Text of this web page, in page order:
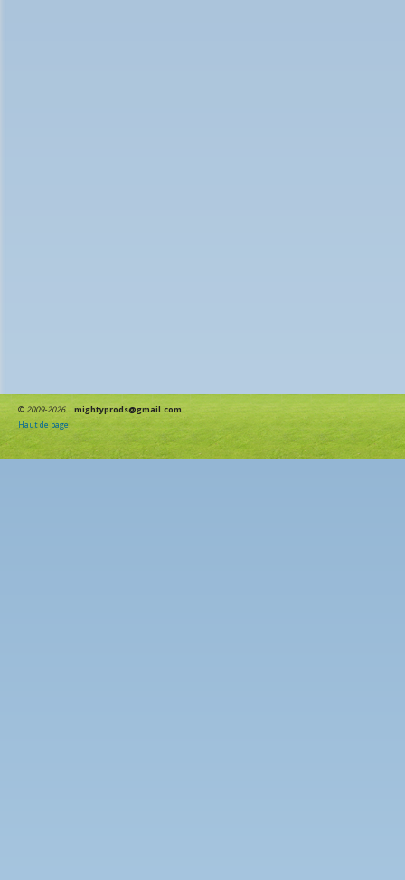
©2009-2026
mightyprods@gmail.com
Haut de page